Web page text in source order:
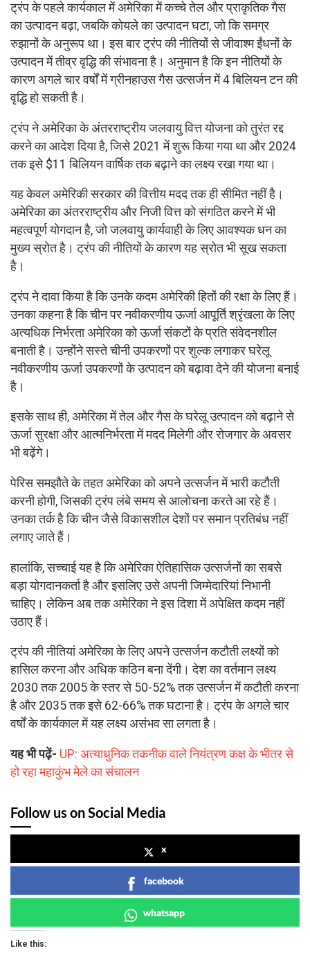
ट्रंप के पहले कार्यकाल में अमेरिका में कच्चे तेल और प्राकृतिक गैस
का उत्पादन बढ़ा, जबकि कोयले का उत्पादन घटा, जो कि समग्र
रुझानों के अनुरूप था। इस बार ट्रंप की नीतियों से जीवाश्म ईंधनों के
उत्पादन में तीव्र वृद्धि की संभावना है। अनुमान है कि इन नीतियों के
कारण अगले चार वर्षों में ग्रीनहाउस गैस उत्सर्जन में 4 बिलियन टन की
वृद्धि हो सकती है।
ट्रंप ने अमेरिका के अंतरराष्ट्रीय जलवायु वित्त योजना को तुरंत रद्द
करने का आदेश दिया है, जिसे 2021 में शुरू किया गया था और 2024
तक इसे $11 बिलियन वार्षिक तक बढ़ाने का लक्ष्य रखा गया था।
यह केवल अमेरिकी सरकार की वित्तीय मदद तक ही सीमित नहीं है।
अमेरिका का अंतरराष्ट्रीय और निजी वित्त को संगठित करने में भी
महत्वपूर्ण योगदान है, जो जलवायु कार्यवाही के लिए आवश्यक धन का
मुख्य स्रोत है। ट्रंप की नीतियों के कारण यह स्रोत भी सूख सकता
है।
ट्रंप ने दावा किया है कि उनके कदम अमेरिकी हितों की रक्षा के लिए हैं।
उनका कहना है कि चीन पर नवीकरणीय ऊर्जा आपूर्ति श्रृंखला के लिए
अत्यधिक निर्भरता अमेरिका को ऊर्जा संकटों के प्रति संवेदनशील
बनाती है। उन्होंने सस्ते चीनी उपकरणों पर शुल्क लगाकर घरेलू
नवीकरणीय ऊर्जा उपकरणों के उत्पादन को बढ़ावा देने की योजना बनाई
है।
इसके साथ ही, अमेरिका में तेल और गैस के घरेलू उत्पादन को बढ़ाने से
ऊर्जा सुरक्षा और आत्मनिर्भरता में मदद मिलेगी और रोजगार के अवसर
भी बढ़ेंगे।
पेरिस समझौते के तहत अमेरिका को अपने उत्सर्जन में भारी कटौती
करनी होगी, जिसकी ट्रंप लंबे समय से आलोचना करते आ रहे हैं।
उनका तर्क है कि चीन जैसे विकासशील देशों पर समान प्रतिबंध नहीं
लगाए जाते हैं।
हालांकि, सच्चाई यह है कि अमेरिका ऐतिहासिक उत्सर्जनों का सबसे
बड़ा योगदानकर्ता है और इसलिए उसे अपनी जिम्मेदारियां निभानी
चाहिए। लेकिन अब तक अमेरिका ने इस दिशा में अपेक्षित कदम नहीं
उठाए हैं।
ट्रंप की नीतियां अमेरिका के लिए अपने उत्सर्जन कटौती लक्ष्यों को
हासिल करना और अधिक कठिन बना देंगी। देश का वर्तमान लक्ष्य
2030 तक 2005 के स्तर से 50-52% तक उत्सर्जन में कटौती करना
है और 2035 तक इसे 62-66% तक घटाना है। ट्रंप के अगले चार
वर्षों के कार्यकाल में यह लक्ष्य असंभव सा लगता है।
यह भी पढ़ें- UP: अत्याधुनिक तकनीक वाले नियंत्रण कक्ष के भीतर से
हो रहा महाकुंभ मेले का संचालन
Follow us on Social Media
x
facebook
whatsapp
Like this: